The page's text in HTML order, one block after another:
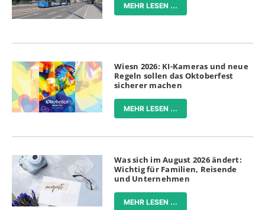
MEHR LESEN ...
Wiesn 2026: KI-Kameras und neue
Regeln sollen das Oktoberfest
sicherer machen
MEHR LESEN ...
Was sich im August 2026 ändert:
Wichtig für Familien, Reisende
und Unternehmen
MEHR LESEN ...